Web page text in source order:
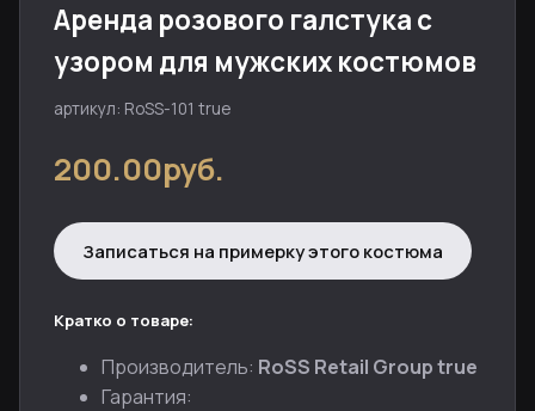
Аренда розового галстука с
узором для мужских костюмов
артикул: RoSS-101 true
200.00руб.
Записаться на примерку этого костюма
Кратко о товаре:
Производитель: RoSS Retail Group true
Гарантия: